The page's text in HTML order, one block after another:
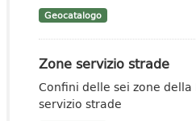
Geocatalogo
Zone servizio strade
Confini delle sei zone
servizio strade